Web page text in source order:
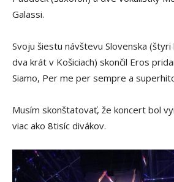
Galassi.
Svoju šiestu návštevu Slovenska
dva krát v Košiciach) skončil Eros
Siamo, Per me per sempre a
Musím skonštatovať, že koncert bol
viac ako 8tisíc divákov.